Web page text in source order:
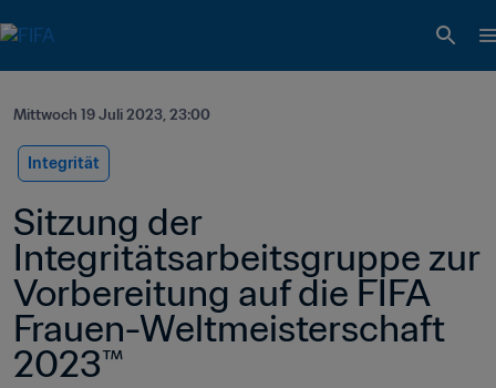
Mittwoch 19 Juli 2023, 23:00
Integrität
Sitzung der
Integritätsarbeitsgruppe zur
Vorbereitung auf die FIFA
Frauen-Weltmeisterschaft
2023™